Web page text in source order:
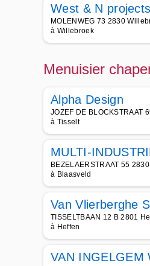
West & N projects
MOLENWEG 73 2830
à Willebroek
Menuisier
Alpha Design
JOZEF DE BLOCKSTRAAT
à Tisselt
MULTI-
BEZELAERSTRAAT 55
à Blaasveld
Van Vlierberghe
TISSELTBAAN 12 B 2801
à Heffen
VAN INGELGEM